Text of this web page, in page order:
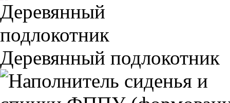
Деревянный подлокотник